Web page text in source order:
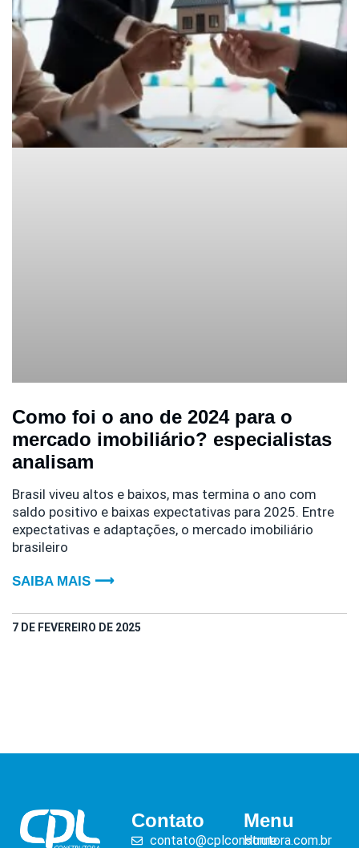
Como foi o ano de 2024 para o
mercado imobiliário? especialistas
analisam
Brasil viveu altos e baixos, mas termina o ano com
saldo positivo e baixas expectativas para 2025. Entre
expectativas e adaptações, o mercado imobiliário
brasileiro
SAIBA MAIS ⟶
7 DE FEVEREIRO DE 2025
Contato
contato@cplconstrutora.com.br
Menu
Home